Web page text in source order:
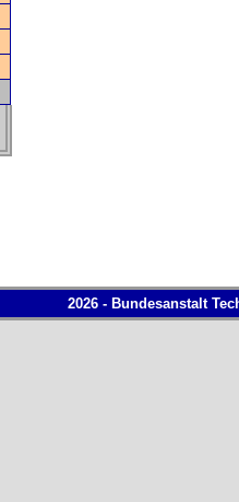
2026 - Bundesanstalt